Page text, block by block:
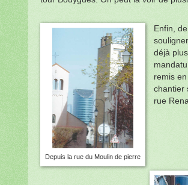
Depuis la rue du Moulin de pierre
Enfin,
déjà
remis
chantier
rue